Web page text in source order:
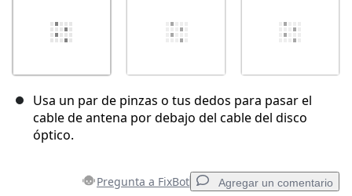
Usa un par de pinzas o tus dedos para pasar el
cable de antena por debajo del cable del disco
óptico.
Pregunta a FixBot Agregar un comentario